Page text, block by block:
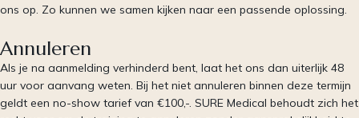
ons op. Zo kunnen we samen kijken naar een passende oplossing.
Annuleren
Als je na aanmelding verhinderd bent, laat het ons dan uiterlijk 48
uur voor aanvang weten. Bij het niet annuleren binnen deze termijn
geldt een no-show tarief van €100,-. SURE Medical behoudt zich het